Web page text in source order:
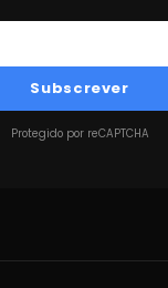
Subscrever
Protegido por reCAPTCHA